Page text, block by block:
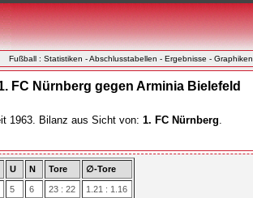
Fußball : Statistiken - Abschlusstabellen - Ergebnisse - Graphiken
FC Nürnberg gegen Arminia Bielefeld
1963. Bilanz aus Sicht von: 1. FC Nürnberg.
U N Tore ∅-Tore
5 6 23 : 22
1.21 : 1.16